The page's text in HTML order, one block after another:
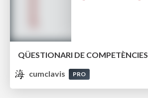
QÜESTIONARI DE COMPETÈNCIES
cumclavis
PRO